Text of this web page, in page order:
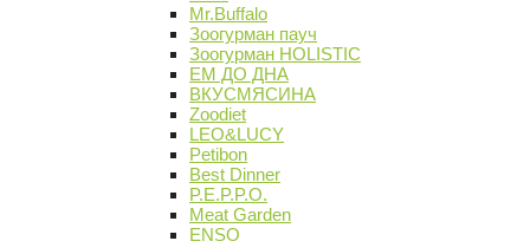
Mr.Buffalo
Зоогурман пауч
Зоогурман HOLISTIC
ЕМ ДО ДНА
ВКУСМЯСИНА
Zoodiet
LEO&LUCY
Petibon
Best Dinner
P.E.P.P.O.
Meat Garden
ENSO